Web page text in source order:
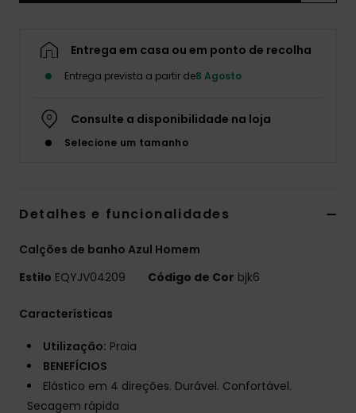
Entrega em casa ou em ponto de recolha
Entrega prevista a partir de8 Agosto
Consulte a disponibilidade na loja
Selecione um tamanho
Detalhes e funcionalidades
Calções de banho Azul Homem
Estilo EQYJV04209 Código de Cor bjk6
Características
Utilização: Praia
BENEFÍCIOS
Elástico em 4 direções. Durável. Confortável.
Secagem rápida